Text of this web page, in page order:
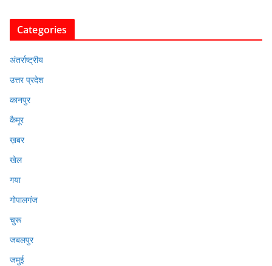
Categories
अंतर्राष्ट्रीय
उत्तर प्रदेश
कानपुर
कैमूर
ख़बर
खेल
गया
गोपालगंज
चुरू
जबलपुर
जमुई